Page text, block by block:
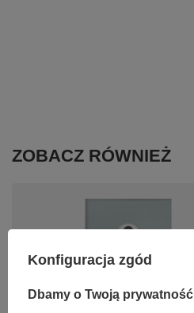
ZOBACZ RÓWNIEŻ
Konfiguracja zgód
Dbamy o Twoją prywatność